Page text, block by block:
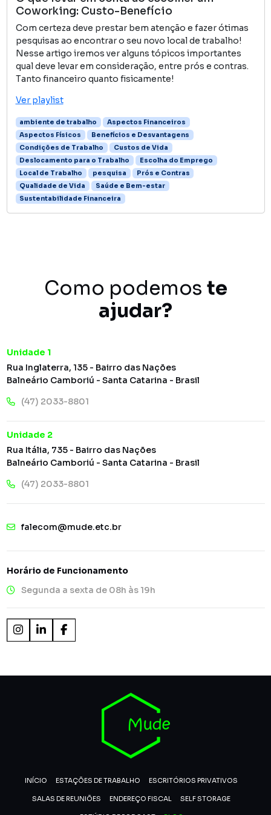
Coworking: Custo-Benefício
Com certeza deve prestar bem atenção e fazer ótimas
pesquisas ao encontrar o seu novo local de trabalho!
Nesse artigo iremos ver alguns tópicos importantes
qual deve levar em consideração, entre prós e contras.
Tanto financeiro quanto fisicamente!
Ver playlist
ambiente de trabalho
Aspectos Financeiros
Aspectos Físicos
Benefícios e Desvantagens
Condições de Trabalho
Custos de Vida
Deslocamento para o Trabalho
Escolha do Emprego
Local de Trabalho
pesquisa
Prós e Contras
Qualidade de Vida
Saúde e Bem-estar
Sustentabilidade Financeira
Como podemos te
ajudar?
Unidade 1
Rua Inglaterra, 135 - Bairro das Nações
Balneário Camboriú - Santa Catarina - Brasil
(47) 2033-8801
Unidade 2
Rua Itália, 735 - Bairro das Nações
Balneário Camboriú - Santa Catarina - Brasil
(47) 2033-8801
falecom@mude.etc.br
Horário de Funcionamento
Segunda a sexta de 08h às 19h
INÍCIO ESTAÇÕES DE TRABALHO ESCRITÓRIOS PRIVATIVOS
SALAS DE REUNIÕES ENDEREÇO FISCAL SELF STORAGE